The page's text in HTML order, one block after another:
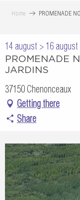
principal
Home PROMENADE
14 august > 16 august
PROMENADE
JARDINS
37150 Chenonceaux
Getting there
Share